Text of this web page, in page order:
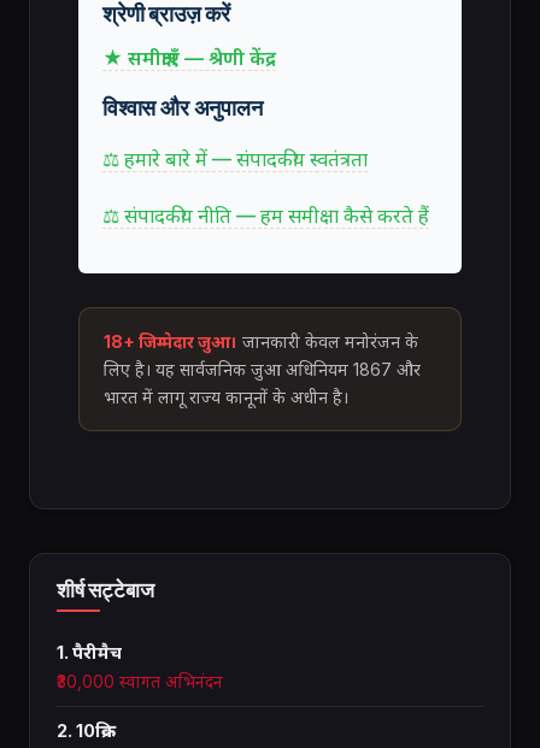
श्रेणी ब्राउज़ करें
★ समीक्षाएँ — श्रेणी केंद्र
विश्वास और अनुपालन
⚖ हमारे बारे में — संपादकीय स्वतंत्रता
⚖ संपादकीय नीति — हम समीक्षा कैसे करते हैं
18+ जिम्मेदार जुआ। जानकारी केवल मनोरंजन के
लिए है। यह सार्वजनिक जुआ अधिनियम 1867 और
भारत में लागू राज्य कानूनों के अधीन है।
शीर्ष सट्टेबाज
1. पैरीमैच
₹30,000 स्वागत अभिनंदन
2. 10क्रिक